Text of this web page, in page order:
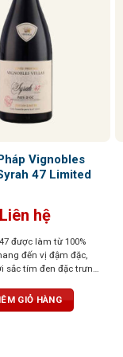
Vignobles
47 Limited
Liên hệ
được làm từ 100%
đến vị đậm đặc,
sắc tím đen đặc trưng.
xôi, anh đào. Sau
sắc nét hơn của gỗ
GIỎ HÀNG